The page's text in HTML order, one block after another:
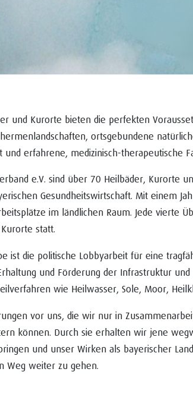
und Kurorte bieten die perfekten
ortsgebundene
erfahrene, medizinisch-therapeutische
e.V. sind über 70 Heilbäder, Kurorte
Gesundheitswirtschaft. Mit einem
im ländlichen Raum. Jede vierte
statt.
ist die politische Lobbyarbeit für eine
und Förderung der Infrastruktur
wie Heilwasser, Sole, Moor,
vor uns, die wir nur in
können. Durch sie erhalten wir jene
und unser Wirken als bayerischer
Weg weiter zu gehen.